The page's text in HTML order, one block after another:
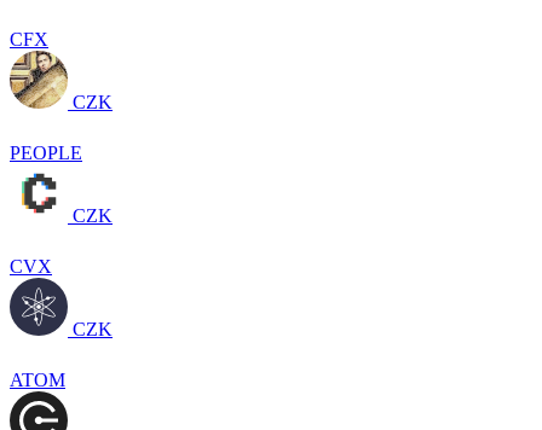
CFX
CZK
PEOPLE
CZK
CVX
CZK
ATOM